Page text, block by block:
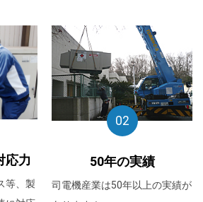
応力
等、製
02
50年の実績
司電機産業は50年以上の実績が